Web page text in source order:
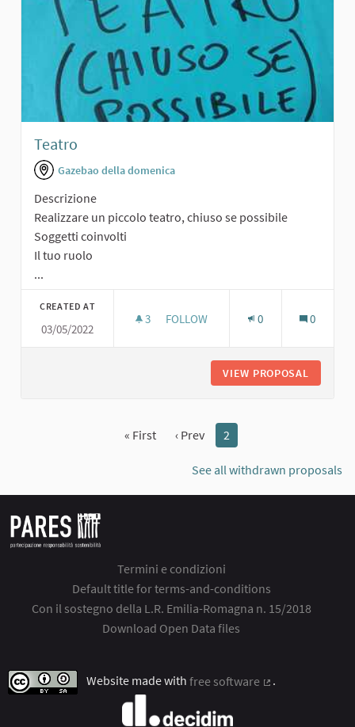
Teatro
Gazebao della domenica
Descrizione
Realizzare un piccolo teatro, chiuso se possibile
Soggetti coinvolti
Il tuo ruolo
...
CREATED AT
03/05/2022
3 3 FOLLOWERS
FOLLOW 0 0
VIEW PROPOSAL
« First ‹ Prev 2
See all withdrawn proposals
Termini e condizioni
Default title for terms-and-conditions
Con il sostegno della L.R. Emilia-Romagna n. 15/2018
Download Open Data files
Website made with free software
.